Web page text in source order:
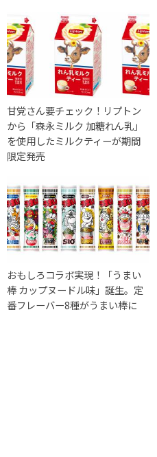
甘党さん要チェック！リプトン
から「森永ミルク 加糖れん乳」
を使用したミルクティーが期間
限定発売
おもしろコラボ実現！「うまい
棒 カップヌードル味」誕生。定
番フレーバー8種がうまい棒に